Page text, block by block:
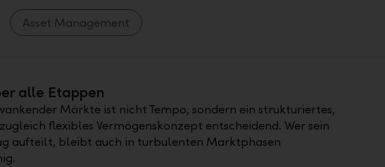
Asset Management
alle Etappen
Märkte ist nicht Tempo, sondern ein strukturiertes,
flexibles Vermögenskonzept entscheidend. Wer sein
aufteilt, bleibt auch in turbulenten Marktphasen